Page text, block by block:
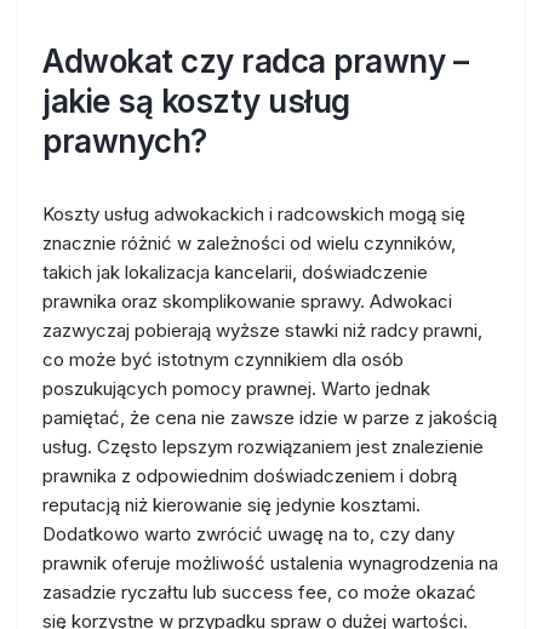
Adwokat czy radca prawny –
jakie są koszty usług
prawnych?
Koszty usług adwokackich i radcowskich mogą się
znacznie różnić w zależności od wielu czynników,
takich jak lokalizacja kancelarii, doświadczenie
prawnika oraz skomplikowanie sprawy. Adwokaci
zazwyczaj pobierają wyższe stawki niż radcy prawni,
co może być istotnym czynnikiem dla osób
poszukujących pomocy prawnej. Warto jednak
pamiętać, że cena nie zawsze idzie w parze z jakością
usług. Często lepszym rozwiązaniem jest znalezienie
prawnika z odpowiednim doświadczeniem i dobrą
reputacją niż kierowanie się jedynie kosztami.
Dodatkowo warto zwrócić uwagę na to, czy dany
prawnik oferuje możliwość ustalenia wynagrodzenia na
zasadzie ryczałtu lub success fee, co może okazać
się korzystne w przypadku spraw o dużej wartości.